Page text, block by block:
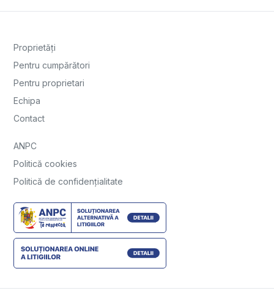
Proprietăți
Pentru cumpărători
Pentru proprietari
Echipa
Contact
ANPC
Politică cookies
Politică de confidențialitate